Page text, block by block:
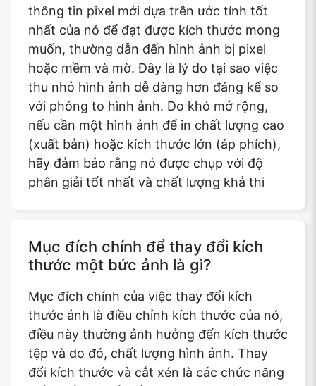
thông tin pixel mới dựa trên ước tính tốt
nhất của nó để đạt được kích thước mong
muốn, thường dẫn đến hình ảnh bị pixel
hoặc mềm và mờ. Đây là lý do tại sao việc
thu nhỏ hình ảnh dễ dàng hơn đáng kể so
với phóng to hình ảnh. Do khó mở rộng,
nếu cần một hình ảnh để in chất lượng cao
(xuất bản) hoặc kích thước lớn (áp phích),
hãy đảm bảo rằng nó được chụp với độ
phân giải tốt nhất và chất lượng khả thi
Mục đích chính để thay đổi kích
thước một bức ảnh là gì?
Mục đích chính của việc thay đổi kích
thước ảnh là điều chỉnh kích thước của nó,
điều này thường ảnh hưởng đến kích thước
tệp và do đó, chất lượng hình ảnh. Thay
đổi kích thước và cắt xén là các chức năng